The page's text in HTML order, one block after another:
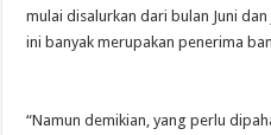
mulai disalurkan dari bulan Juni
ini banyak merupakan penerima
“Namun demikian, yang perlu